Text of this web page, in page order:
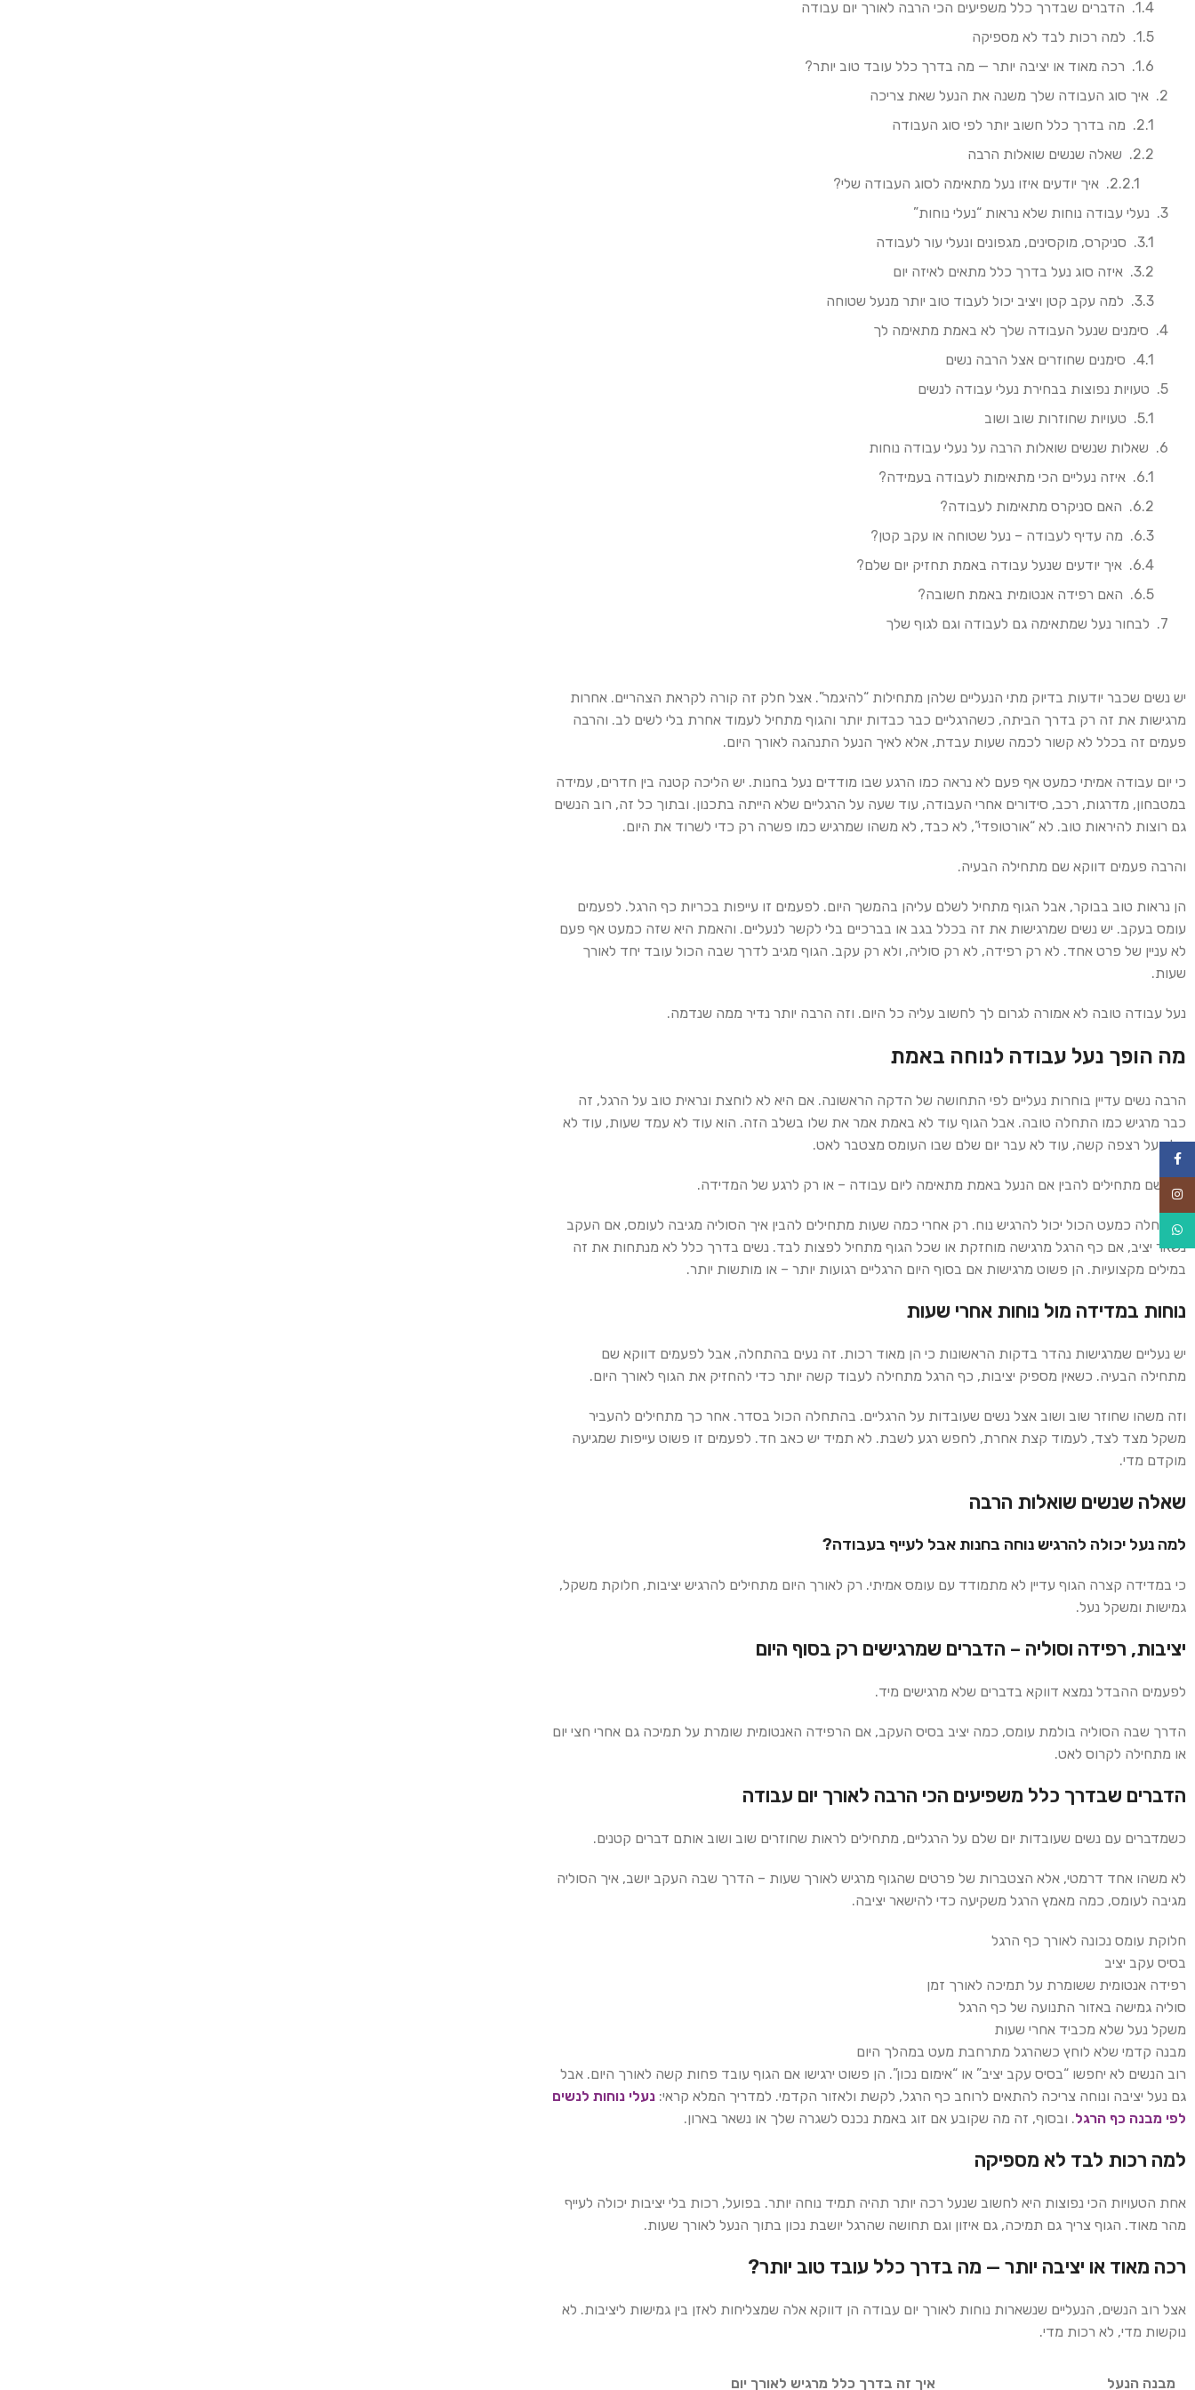
הדברים שבדרך כלל משפיעים הכי הרבה לאורך יום עבודה
למה רכות לבד לא מספיקה
רכה מאוד או יציבה יותר — מה בדרך כלל עובד טוב יותר?
איך סוג העבודה שלך משנה את הנעל שאת צריכה
מה בדרך כלל חשוב יותר לפי סוג העבודה
שאלה שנשים שואלות הרבה
איך יודעים איזו נעל מתאימה לסוג העבודה שלי?
נעלי עבודה נוחות שלא נראות “נעלי נוחות”
סניקרס, מוקסינים, מגפונים ונעלי עור לעבודה
איזה סוג נעל בדרך כלל מתאים לאיזה יום
למה עקב קטן ויציב יכול לעבוד טוב יותר מנעל שטוחה
סימנים שנעל העבודה שלך לא באמת מתאימה לך
סימנים שחוזרים אצל הרבה נשים
טעויות נפוצות בבחירת נעלי עבודה לנשים
טעויות שחוזרות שוב ושוב
שאלות שנשים שואלות הרבה על נעלי עבודה נוחות
איזה נעליים הכי מתאימות לעבודה בעמידה?
האם סניקרס מתאימות לעבודה?
מה עדיף לעבודה – נעל שטוחה או עקב קטן?
איך יודעים שנעל עבודה באמת תחזיק יום שלם?
האם רפידה אנטומית באמת חשובה?
לבחור נעל שמתאימה גם לעבודה וגם לגוף שלך
יש נשים שכבר יודעות בדיוק מתי הנעליים שלהן מתחילות “להיגמר”. אצל חלק זה קורה לקראת הצהריים. אחרות
מרגישות את זה רק בדרך הביתה, כשהרגליים כבר כבדות יותר והגוף מתחיל לעמוד אחרת בלי לשים לב. והרבה
פעמים זה בכלל לא קשור לכמה שעות עבדת, אלא לאיך הנעל התנהגה לאורך היום.
כי יום עבודה אמיתי כמעט אף פעם לא נראה כמו הרגע שבו מודדים נעל בחנות. יש הליכה קטנה בין חדרים, עמידה
במטבחון, מדרגות, רכב, סידורים אחרי העבודה, עוד שעה על הרגליים שלא הייתה בתכנון. ובתוך כל זה, רוב הנשים
גם רוצות להיראות טוב. לא “אורטופדי”, לא כבד, לא משהו שמרגיש כמו פשרה רק כדי לשרוד את היום.
והרבה פעמים דווקא שם מתחילה הבעיה.
הן נראות טוב בבוקר, אבל הגוף מתחיל לשלם עליהן בהמשך היום. לפעמים זו עייפות בכריות כף הרגל. לפעמים
עומס בעקב. יש נשים שמרגישות את זה בכלל בגב או בברכיים בלי לקשר לנעליים. והאמת היא שזה כמעט אף פעם
לא עניין של פרט אחד. לא רק רפידה, לא רק סוליה, ולא רק עקב. הגוף מגיב לדרך שבה הכול עובד יחד לאורך
שעות.
נעל עבודה טובה לא אמורה לגרום לך לחשוב עליה כל היום. וזה הרבה יותר נדיר ממה שנדמה.
מה הופך נעל עבודה לנוחה באמת
הרבה נשים עדיין בוחרות נעליים לפי התחושה של הדקה הראשונה. אם היא לא לוחצת ונראית טוב על הרגל, זה
כבר מרגיש כמו התחלה טובה. אבל הגוף עוד לא באמת אמר את שלו בשלב הזה. הוא עוד לא עמד שעות, עוד לא
הלך על רצפה קשה, עוד לא עבר יום שלם שבו העומס מצטבר לאט.
ורק שם מתחילים להבין אם הנעל באמת מתאימה ליום עבודה – או רק לרגע של המדידה.
בהתחלה כמעט הכול יכול להרגיש נוח. רק אחרי כמה שעות מתחילים להבין איך הסוליה מגיבה לעומס, אם העקב
נשאר יציב, אם כף הרגל מרגישה מוחזקת או שכל הגוף מתחיל לפצות לבד. נשים בדרך כלל לא מנתחות את זה
במילים מקצועיות. הן פשוט מרגישות אם בסוף היום הרגליים רגועות יותר – או מותשות יותר.
נוחות במדידה מול נוחות אחרי שעות
יש נעליים שמרגישות נהדר בדקות הראשונות כי הן מאוד רכות. זה נעים בהתחלה, אבל לפעמים דווקא שם
מתחילה הבעיה. כשאין מספיק יציבות, כף הרגל מתחילה לעבוד קשה יותר כדי להחזיק את הגוף לאורך היום.
וזה משהו שחוזר שוב ושוב אצל נשים שעובדות על הרגליים. בהתחלה הכול בסדר. אחר כך מתחילים להעביר
משקל מצד לצד, לעמוד קצת אחרת, לחפש רגע לשבת. לא תמיד יש כאב חד. לפעמים זו פשוט עייפות שמגיעה
מוקדם מדי.
שאלה שנשים שואלות הרבה
למה נעל יכולה להרגיש נוחה בחנות אבל לעייף בעבודה?
כי במדידה קצרה הגוף עדיין לא מתמודד עם עומס אמיתי. רק לאורך היום מתחילים להרגיש יציבות, חלוקת משקל,
גמישות ומשקל נעל.
יציבות, רפידה וסוליה – הדברים שמרגישים רק בסוף היום
לפעמים ההבדל נמצא דווקא בדברים שלא מרגישים מיד.
הדרך שבה הסוליה בולמת עומס, כמה יציב בסיס העקב, אם הרפידה האנטומית שומרת על תמיכה גם אחרי חצי יום
או מתחילה לקרוס לאט.
הדברים שבדרך כלל משפיעים הכי הרבה לאורך יום עבודה
כשמדברים עם נשים שעובדות יום שלם על הרגליים, מתחילים לראות שחוזרים שוב ושוב אותם דברים קטנים.
לא משהו אחד דרמטי, אלא הצטברות של פרטים שהגוף מרגיש לאורך שעות – הדרך שבה העקב יושב, איך הסוליה
מגיבה לעומס, כמה מאמץ הרגל משקיעה כדי להישאר יציבה.
חלוקת עומס נכונה לאורך כף הרגל
בסיס עקב יציב
רפידה אנטומית ששומרת על תמיכה לאורך זמן
סוליה גמישה באזור התנועה של כף הרגל
משקל נעל שלא מכביד אחרי שעות
מבנה קדמי שלא לוחץ כשהרגל מתרחבת מעט במהלך היום
רוב הנשים לא יחפשו “בסיס עקב יציב” או “אימום נכון”. הן פשוט ירגישו אם הגוף עובד פחות קשה לאורך היום. אבל
גם נעל יציבה ונוחה צריכה להתאים לרוחב כף הרגל, לקשת ולאזור הקדמי. למדריך המלא קראי: נעלי נוחות לנשים
לפי מבנה כף הרגל. ובסוף, זה מה שקובע אם זוג באמת נכנס לשגרה שלך או נשאר בארון.
למה רכות לבד לא מספיקה
אחת הטעויות הכי נפוצות היא לחשוב שנעל רכה יותר תהיה תמיד נוחה יותר. בפועל, רכות בלי יציבות יכולה לעייף
מהר מאוד. הגוף צריך גם תמיכה, גם איזון וגם תחושה שהרגל יושבת נכון בתוך הנעל לאורך שעות.
רכה מאוד או יציבה יותר — מה בדרך כלל עובד טוב יותר?
אצל רוב הנשים, הנעליים שנשארות נוחות לאורך יום עבודה הן דווקא אלה שמצליחות לאזן בין גמישות ליציבות. לא
נוקשות מדי, לא רכות מדי.
מבנה הנעל איך זה בדרך כלל מרגיש לאורך יום
Instagram
WhatsApp